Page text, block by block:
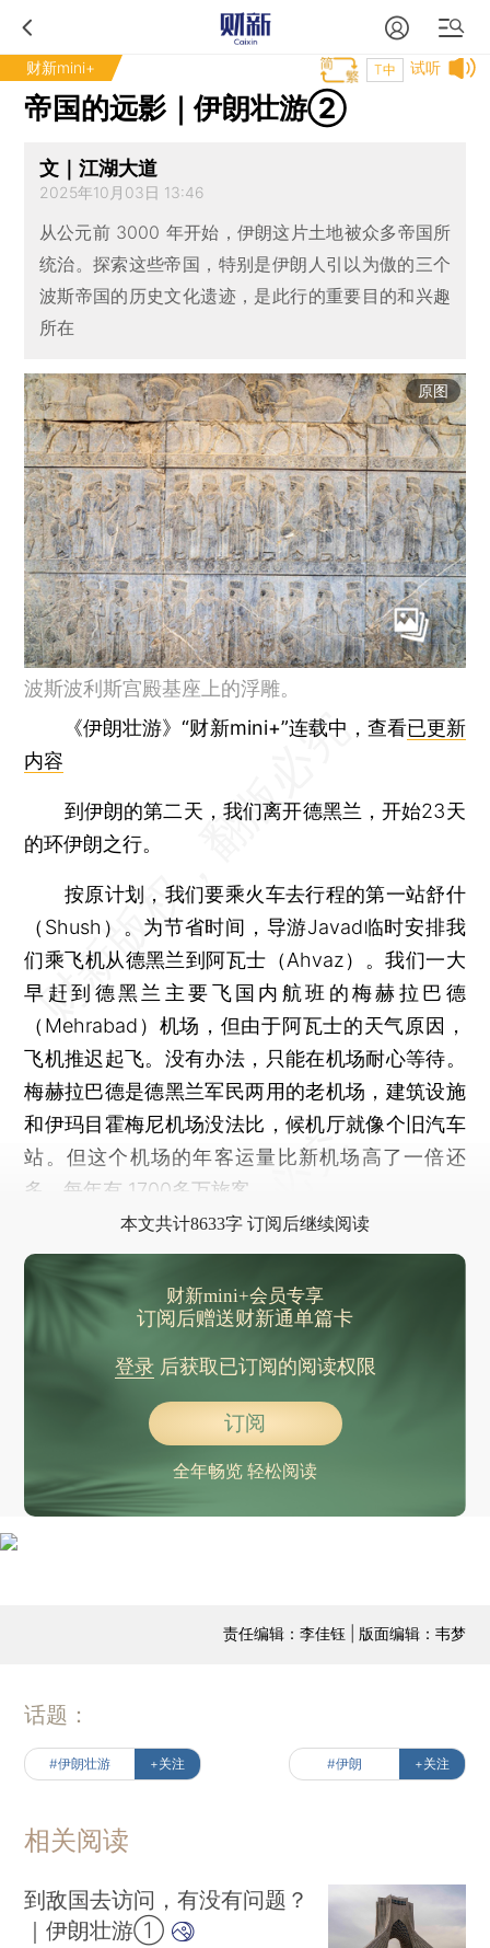
财新mini+ 试听
T中
帝国的远影｜伊朗壮游②
文｜江湖大道
2025年10月03日 13:46
从公元前 3000 年开始，伊朗这片土地被众多帝国所
统治。探索这些帝国，特别是伊朗人引以为傲的三个
波斯帝国的历史文化遗迹，是此行的重要目的和兴趣
所在
原图
波斯波利斯宫殿基座上的浮雕。
《伊朗壮游》“财新mini+”连载中，查看已更新
内容
到伊朗的第二天，我们离开德黑兰，开始23天
的环伊朗之行。
按原计划，我们要乘火车去行程的第一站舒什
（Shush）。为节省时间，导游Javad临时安排我
们乘飞机从德黑兰到阿瓦士（Ahvaz）。我们一大
早赶到德黑兰主要飞国内航班的梅赫拉巴德
（Mehrabad）机场，但由于阿瓦士的天气原因，
飞机推迟起飞。没有办法，只能在机场耐心等待。
梅赫拉巴德是德黑兰军民两用的老机场，建筑设施
和伊玛目霍梅尼机场没法比，候机厅就像个旧汽车
站。但这个机场的年客运量比新机场高了一倍还
多，每年有 1700多万旅客。
本文共计8633字 订阅后继续阅读
财新mini+会员专享
订阅后赠送财新通单篇卡
登录后获取已订阅的阅读权限
订阅
全年畅览 轻松阅读
责任编辑：李佳钰 | 版面编辑：韦梦
话题：
#伊朗壮游 +关注 #伊朗 +关注
相关阅读
到敌国去访问，有没有问题？
｜伊朗壮游①